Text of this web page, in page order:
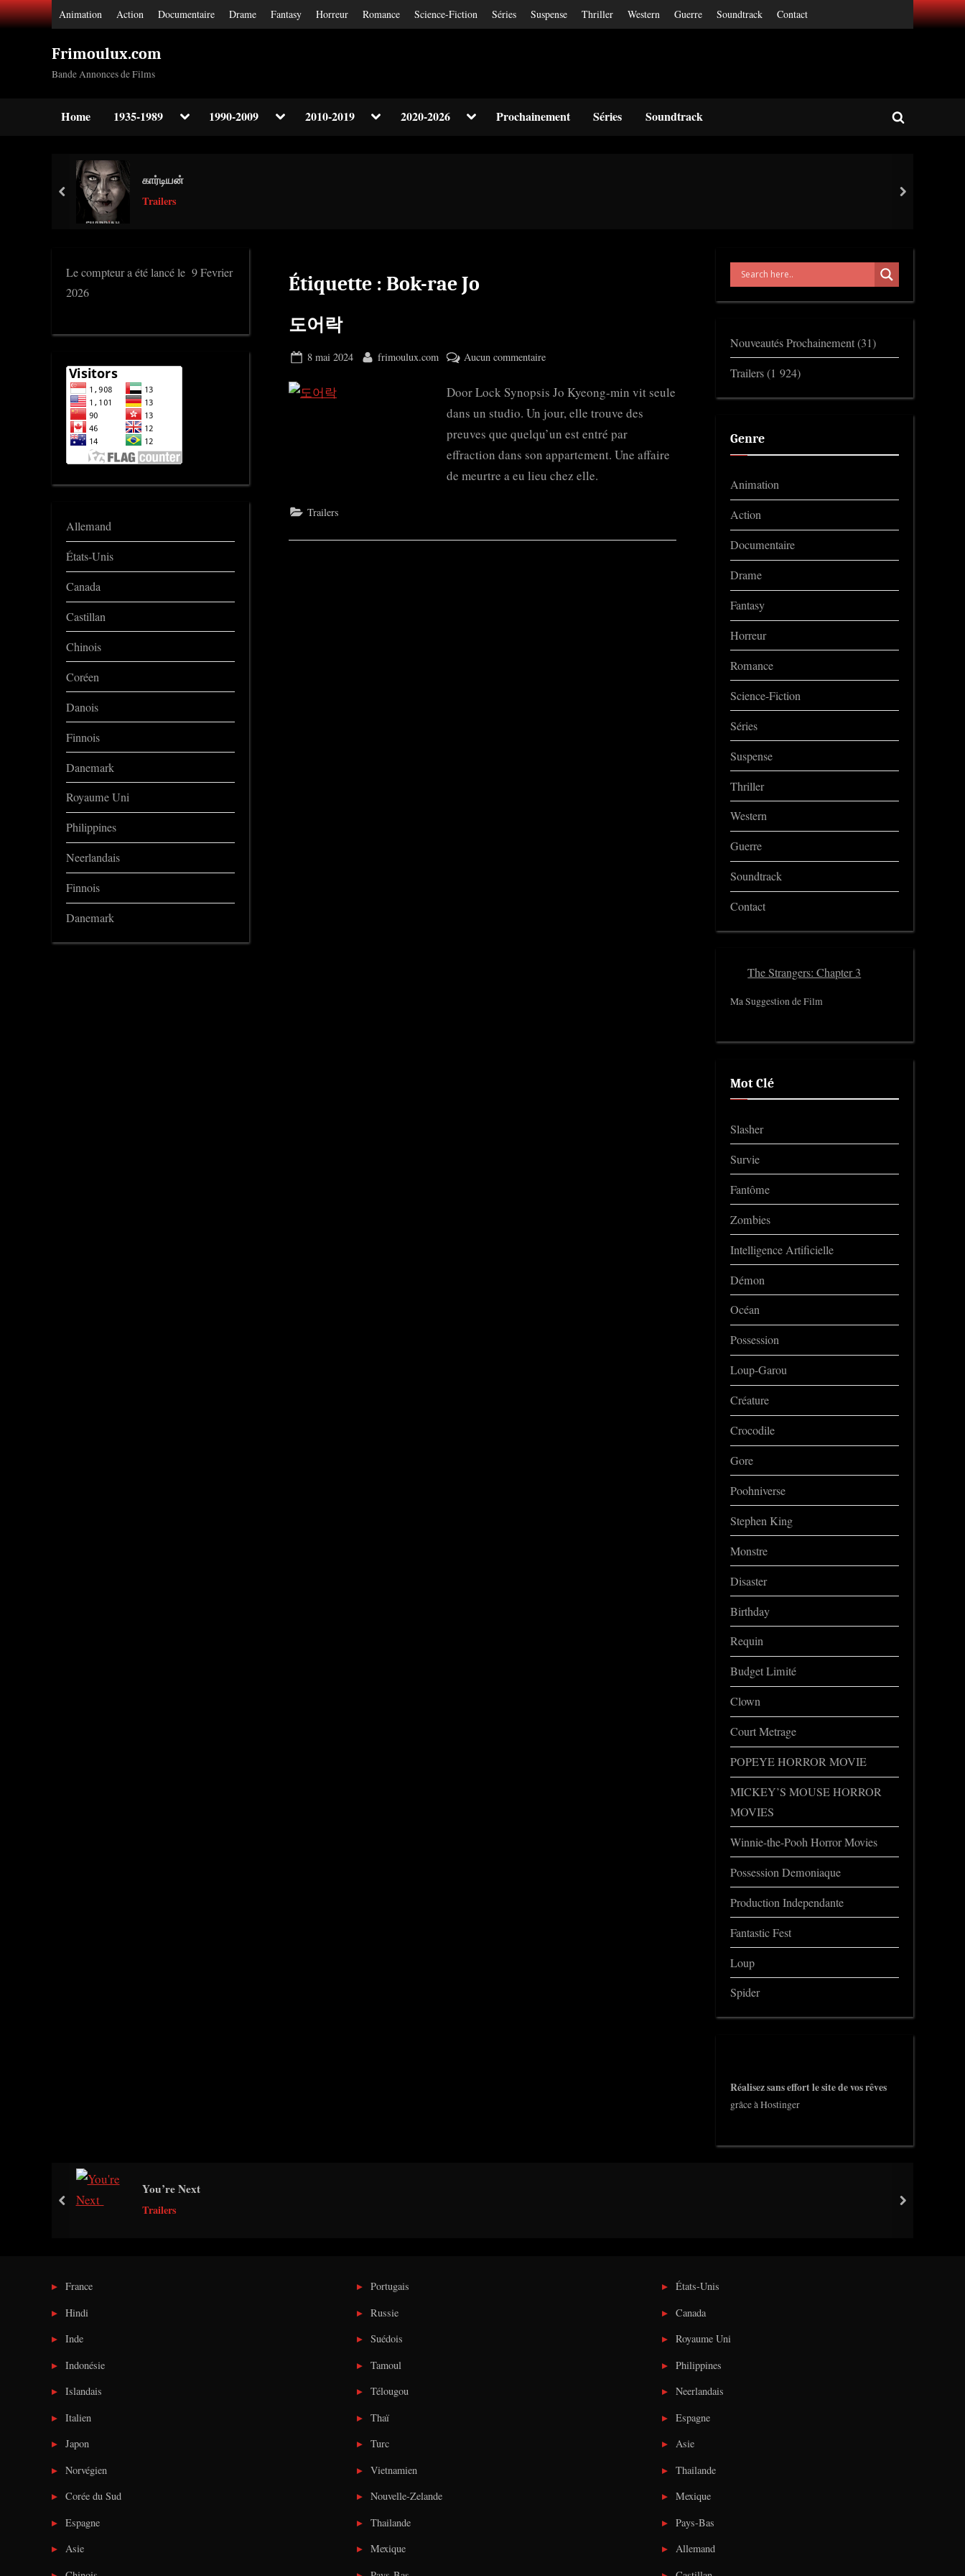
Skip
to
Animation Action Documentaire Drame Fantasy Horreur Romance Science-Fiction Séries Suspense Thriller Western Guerre Soundtrack Contact
Frimoulux.com
Bande Annonces de Films
Home 1935-1989 Toggle1990-2009 Toggle2010-2019 Toggle2020-2026 ToggleProchainement Séries Soundtrack
Toggle
கார்டியன்
Trailers
prev next
Étiquette : Bok-rae Jo
도어락
Posted
8 mai 2024 By
frimoulux.com Aucun commentairesur
어
락
Door Lock Synopsis Jo Kyeong-min vit seule
dans un studio. Un jour, elle trouve des
preuves que quelqu’un est entré par
effraction dans son appartement. Une affaire
de meurtre a eu lieu chez elle.
Trailers
Le compteur a été lancé le 9 Fevrier
2026
Allemand
États-Unis
Canada
Castillan
Chinois
Coréen
Danois
Finnois
Danemark
Royaume Uni
Philippines
Neerlandais
Finnois
Danemark
Nouveautés Prochainement(31)
Trailers(1 924)
Genre
Animation
Action
Documentaire
Drame
Fantasy
Horreur
Romance
Science-Fiction
Séries
Suspense
Thriller
Western
Guerre
Soundtrack
Contact
The Strangers: Chapter 3
Ma Suggestion de Film
Mot Clé
Slasher
Survie
Fantôme
Zombies
Intelligence Artificielle
Démon
Océan
Possession
Loup-Garou
Créature
Crocodile
Gore
Poohniverse
Stephen King
Monstre
Disaster
Birthday
Requin
Budget Limité
Clown
Court Metrage
POPEYE HORROR MOVIE
MICKEY’S MOUSE HORROR
MOVIES
Winnie-the-Pooh Horror Movies
Possession Demoniaque
Production Independante
Fantastic Fest
Loup
Spider
Réalisez sans effort le site de vos rêves
grâce à Hostinger
You’re Next
Trailers
prev next
France
Hindi
Inde
Indonésie
Islandais
Italien
Japon
Norvégien
Corée du Sud
Espagne
Asie
Portugais
Russie
Suédois
Tamoul
Télougou
Thaï
Turc
Vietnamien
Nouvelle-Zelande
Thailande
Mexique
États-Unis
Canada
Royaume Uni
Philippines
Neerlandais
Espagne
Asie
Thailande
Mexique
Pays-Bas
Allemand